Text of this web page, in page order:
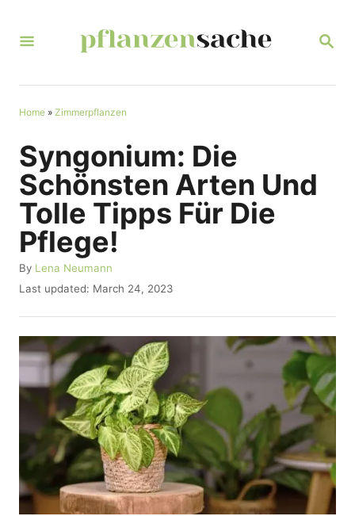
S
R
Home » Zimmerpflanzen
Syngonium: Die
Schönsten Arten Und
Tolle Tipps Für Die
Pflege!
By A
u
h
o
r
Lena Neumann
P
s
t
e
o
Last updated: March 24, 2023